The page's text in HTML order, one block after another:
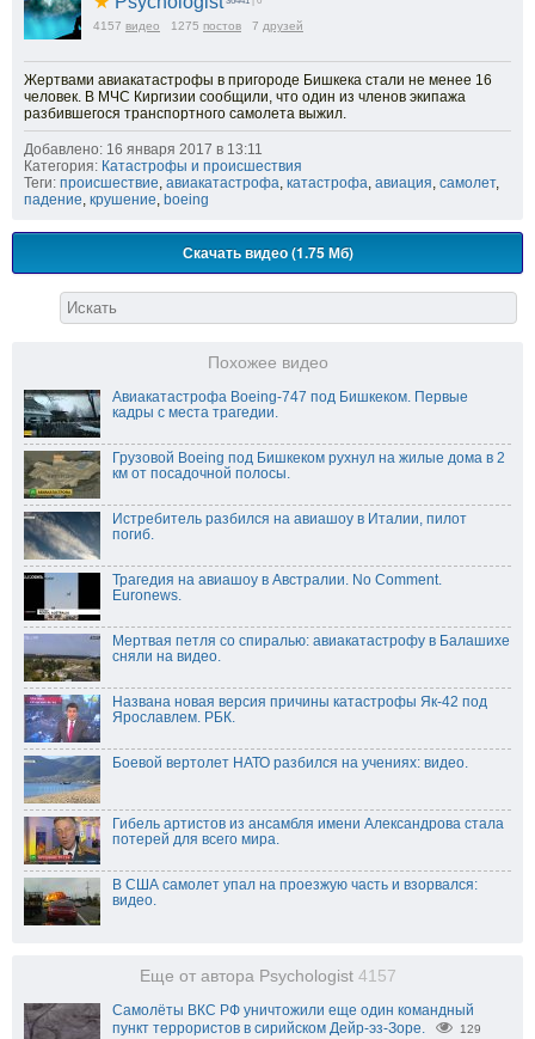
4157 видео 1275 постов 7 друзей
Жертвами авиакатастрофы в пригороде Бишкека стали не менее 16
человек. В МЧС Киргизии сообщили, что один из членов экипажа
разбившегося транспортного самолета выжил.
Добавлено: 16 января 2017 в 13:11
Категория: Катастрофы и происшествия
Теги: происшествие, авиакатастрофа, катастрофа, авиация, самолет,
падение, крушение, boeing
Скачать видео (1.75 Мб)
Похожее видео
Авиакатастрофа Boeing-747 под Бишкеком. Первые
кадры с места трагедии.
Грузовой Boeing под Бишкеком рухнул на жилые дома в 2
км от посадочной полосы.
Истребитель разбился на авиашоу в Италии, пилот
погиб.
Трагедия на авиашоу в Австралии. No Comment.
Euronews.
Мертвая петля со спиралью: авиакатастрофу в Балашихе
сняли на видео.
Названа новая версия причины катастрофы Як-42 под
Ярославлем. РБК.
Боевой вертолет НАТО разбился на учениях: видео.
Гибель артистов из ансамбля имени Александрова стала
потерей для всего мира.
В США самолет упал на проезжую часть и взорвался:
видео.
Еще от автора Psychologist 4157
Самолёты ВКС РФ уничтожили еще один командный
пункт террористов в сирийском Дейр-эз-Зоре.
129